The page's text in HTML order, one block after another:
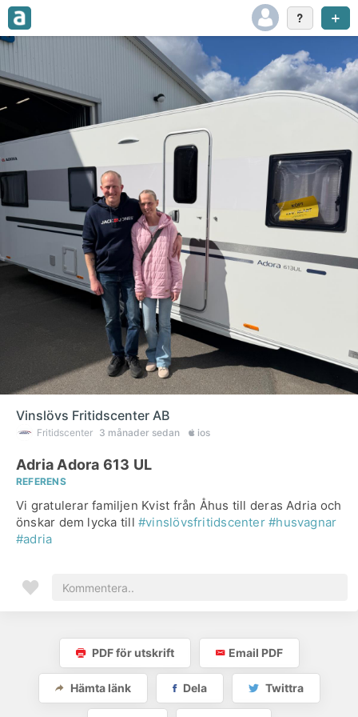
Vinslövs Fritidscenter AB
Fritidscenter 3 månader sedan ios
Adria Adora 613 UL
REFERENS
Vi gratulerar familjen Kvist från Åhus till deras Adria och
önskar dem lycka till #vinslövsfritidscenter #husvagnar
#adria
PDF för utskrift Email PDF
Hämta länk Dela Twittra